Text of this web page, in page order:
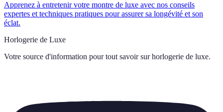
Apprenez à entretenir votre montre de luxe avec nos conseils
expertes et techniques pratiques pour assurer sa longévité et son
éclat.
Horlogerie de Luxe
Votre source d'information pour tout savoir sur horlogerie de luxe.